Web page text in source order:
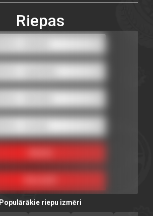
Riepas
Populārākie riepu izmēri